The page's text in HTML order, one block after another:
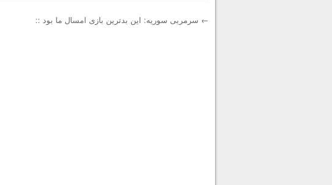
← سرمربی سوریه: این بدترین بازی امسال ما بود ::